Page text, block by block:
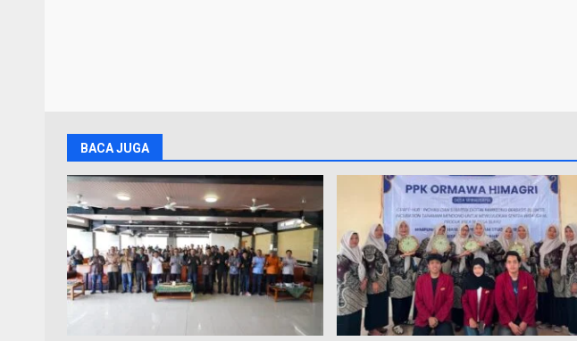
BACA JUGA